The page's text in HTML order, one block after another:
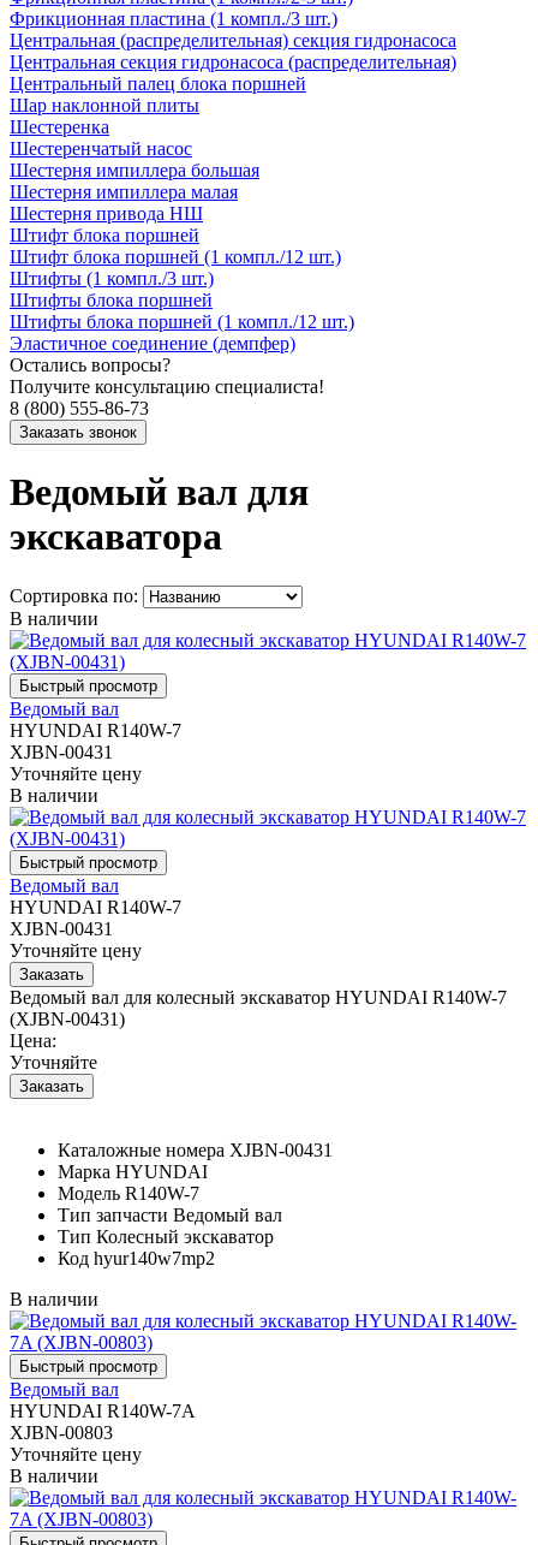
Фрикционная пластина (1 компл./3 шт.)
Центральная (распределительная) секция гидронасоса
Центральная секция гидронасоса (распределительная)
Центральный палец блока поршней
Шар наклонной плиты
Шестеренка
Шестеренчатый насос
Шестерня импиллера большая
Шестерня импиллера малая
Шестерня привода НШ
Штифт блока поршней
Штифт блока поршней (1 компл./12 шт.)
Штифты (1 компл./3 шт.)
Штифты блока поршней
Штифты блока поршней (1 компл./12 шт.)
Эластичное соединение (демпфер)
Остались вопросы?
Получите консультацию специалиста!
8 (800) 555-86-73
Ведомый вал для
экскаватора
Сортировка по:
В наличии
Ведомый вал
HYUNDAI R140W-7
XJBN-00431
Уточняйте цену
В наличии
Ведомый вал
HYUNDAI R140W-7
XJBN-00431
Уточняйте цену
Ведомый вал для колесный экскаватор HYUNDAI R140W-7
(XJBN-00431)
Цена:
Уточняйте
Каталожные номера XJBN-00431
Марка HYUNDAI
Модель R140W-7
Тип запчасти Ведомый вал
Тип Колесный экскаватор
Код hyur140w7mp2
В наличии
Ведомый вал
HYUNDAI R140W-7A
XJBN-00803
Уточняйте цену
В наличии